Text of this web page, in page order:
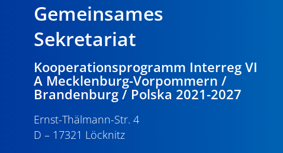
Gemeinsames
Sekretariat
Kooperationsprogramm Interreg VI
A Mecklenburg-Vorpommern /
Brandenburg / Polska 2021-2027
Ernst-Thälmann-Str. 4
D – 17321 Löcknitz